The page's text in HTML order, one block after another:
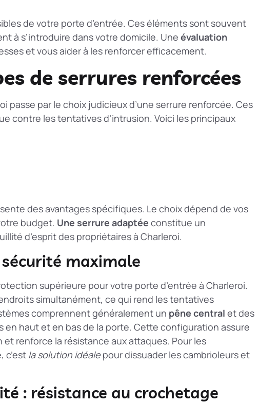
de votre porte d’entrée. Ces éléments sont souvent
à s’introduire dans votre domicile. Une évaluation
et vous aider à les renforcer efficacement.
de serrures renforcées
passe par le choix judicieux d’une serrure renforcée. Ces
contre les tentatives d’intrusion. Voici les principaux
des avantages spécifiques. Le choix dépend de vos
budget. Une serrure adaptée constitue un
d’esprit des propriétaires à Charleroi.
maximale
supérieure pour votre porte d’entrée à Charleroi.
simultanément, ce qui rend les tentatives
comprennent généralement un pêne central et des
en haut et en bas de la porte. Cette configuration assure
renforce la résistance aux attaques. Pour les
c’est la solution idéalepour dissuader les cambrioleurs et
: résistance au crochetage